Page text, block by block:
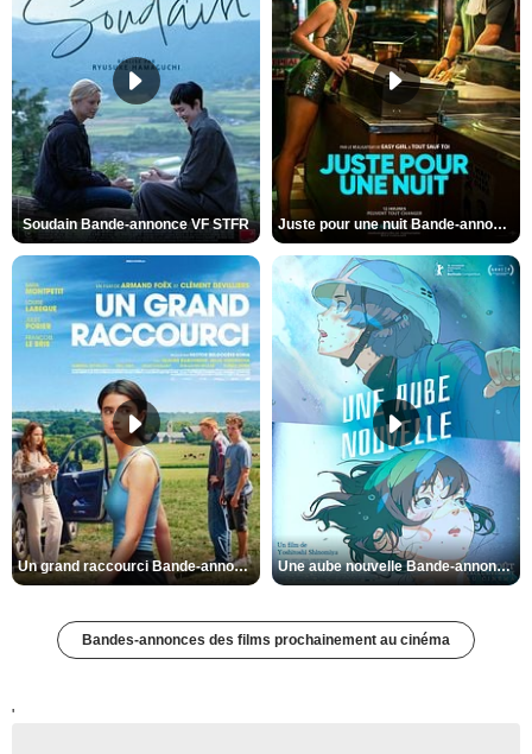
Soudain Bande-annonce VF STFR Juste pour une nuit Bande-annonce VO STFR
Un grand raccourci Bande-annonce VF Une aube nouvelle Bande-annonce VO STFR
Bandes-annonces des films prochainement au cinéma
'